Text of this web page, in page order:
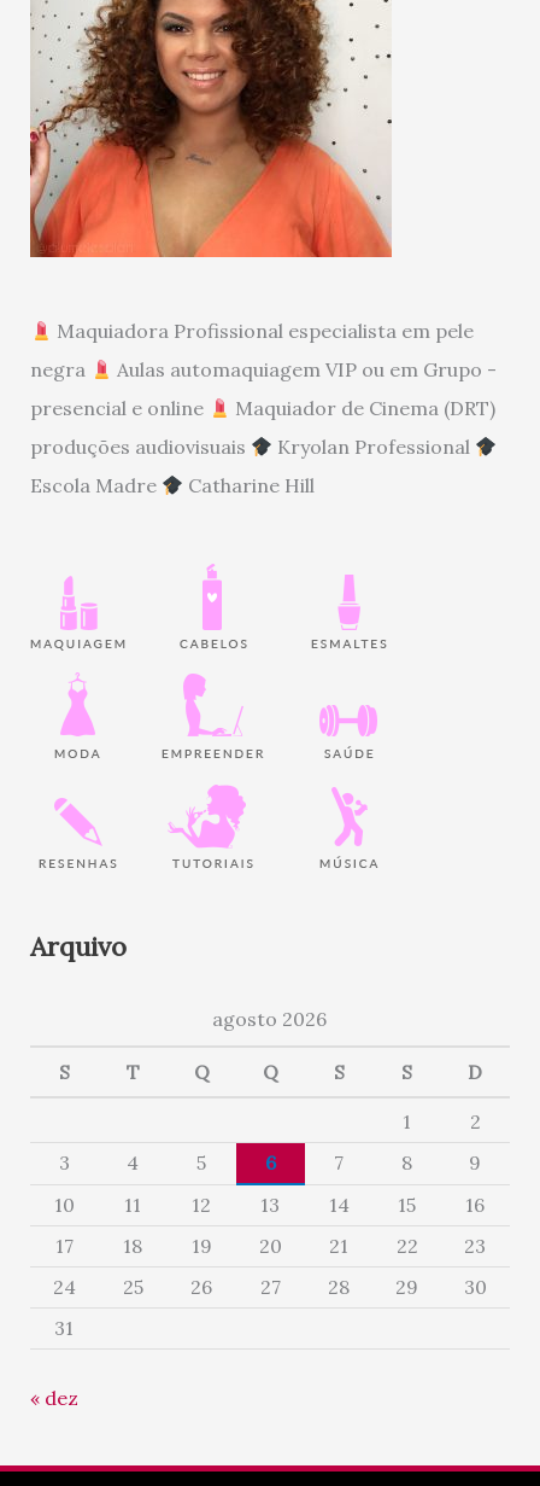
Maquiadora Profissional especialista em pele
negra
Aulas automaquiagem VIP ou em Grupo -
presencial e online
Maquiador de Cinema (DRT)
produções audiovisuais
Kryolan Professional
Escola Madre
Catharine Hill
Arquivo
agosto 2026
S T Q Q S S D
1
2
3
4 5 6 7 8
9
10
11 12 13 14 15
16
17
18 19 20 21 22
23
24
25 26 27 28 29
30
31
« dez